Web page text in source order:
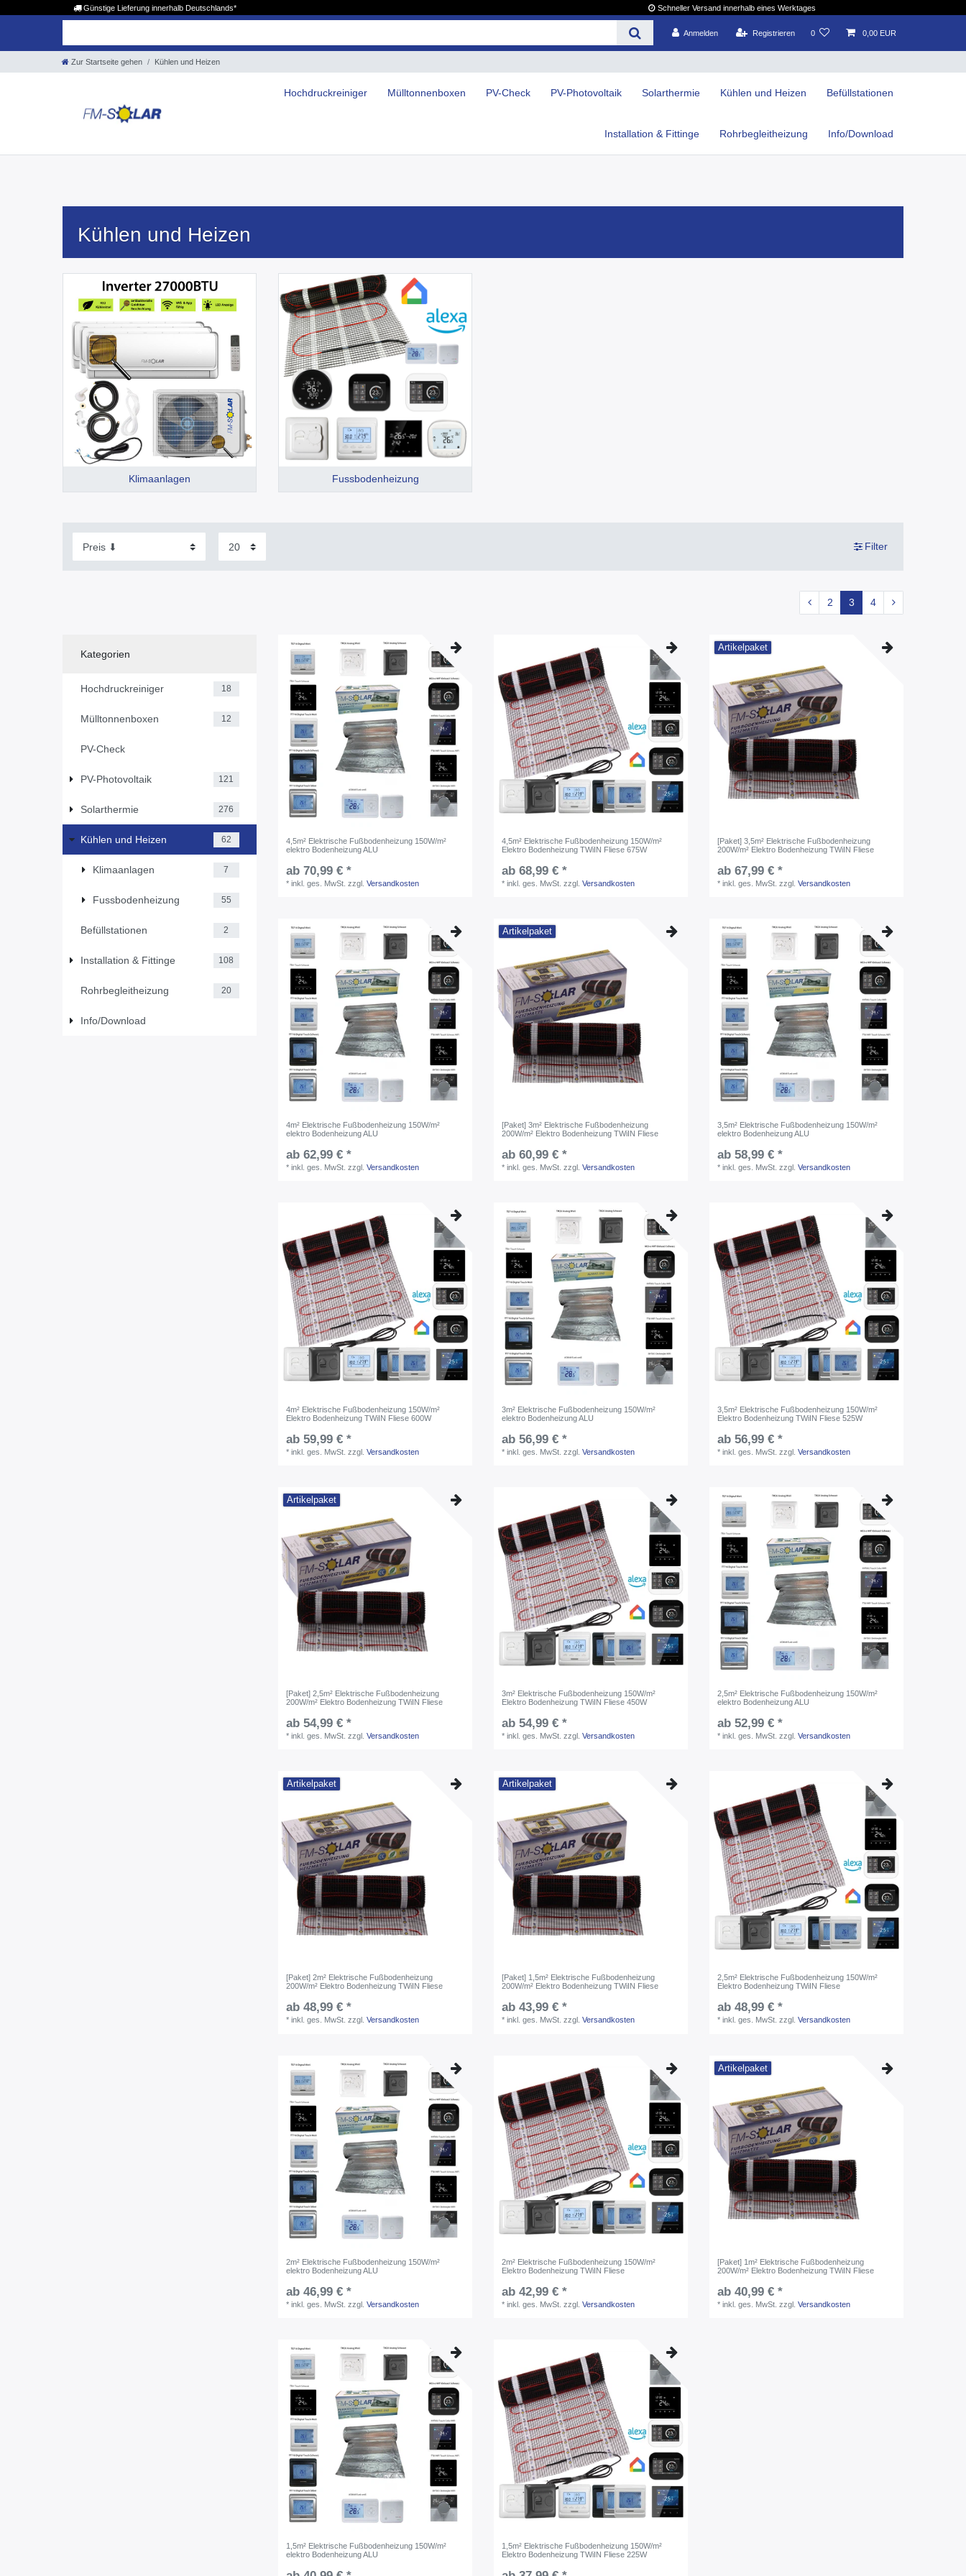
Günstige Lieferung innerhalb Deutschlands* Schneller Versand innerhalb eines Werktages
Anmelden Registrieren 0 0,00 EUR
Zur Startseite gehen Kühlen und Heizen
Hochdruckreiniger Mülltonnenboxen PV-Check PV-Photovoltaik Solarthermie Kühlen und Heizen Befüllstationen
Installation & Fittinge Rohrbegleitheizung Info/Download
Kühlen und Heizen
Klimaanlagen Fussbodenheizung
Filter
2 3 4
Kategorien
Hochdruckreiniger 18
Mülltonnenboxen 12
PV-Check
PV-Photovoltaik 121
Solarthermie 276
Kühlen und Heizen 62
Klimaanlagen 7
Fussbodenheizung 55
Befüllstationen 2
Installation & Fittinge 108
Rohrbegleitheizung 20
Info/Download
4,5m² Elektrische Fußbodenheizung 150W/m²
elektro Bodenheizung ALU
ab 70,99 € *
*inkl. ges. MwSt. zzgl.Versandkosten
4,5m² Elektrische Fußbodenheizung 150W/m²
Elektro Bodenheizung TWiIN Fliese 675W
ab 68,99 € *
*inkl. ges. MwSt. zzgl.Versandkosten
Artikelpaket
[Paket] 3,5m² Elektrische Fußbodenheizung
200W/m² Elektro Bodenheizung TWiIN Fliese
ab 67,99 € *
*inkl. ges. MwSt. zzgl.Versandkosten
4m² Elektrische Fußbodenheizung 150W/m²
elektro Bodenheizung ALU
ab 62,99 € *
*inkl. ges. MwSt. zzgl.Versandkosten
Artikelpaket
[Paket] 3m² Elektrische Fußbodenheizung
200W/m² Elektro Bodenheizung TWiIN Fliese
ab 60,99 € *
*inkl. ges. MwSt. zzgl.Versandkosten
3,5m² Elektrische Fußbodenheizung 150W/m²
elektro Bodenheizung ALU
ab 58,99 € *
*inkl. ges. MwSt. zzgl.Versandkosten
4m² Elektrische Fußbodenheizung 150W/m²
Elektro Bodenheizung TWiIN Fliese 600W
ab 59,99 € *
*inkl. ges. MwSt. zzgl.Versandkosten
3m² Elektrische Fußbodenheizung 150W/m²
elektro Bodenheizung ALU
ab 56,99 € *
*inkl. ges. MwSt. zzgl.Versandkosten
3,5m² Elektrische Fußbodenheizung 150W/m²
Elektro Bodenheizung TWiIN Fliese 525W
ab 56,99 € *
*inkl. ges. MwSt. zzgl.Versandkosten
Artikelpaket
[Paket] 2,5m² Elektrische Fußbodenheizung
200W/m² Elektro Bodenheizung TWiIN Fliese
ab 54,99 € *
*inkl. ges. MwSt. zzgl.Versandkosten
3m² Elektrische Fußbodenheizung 150W/m²
Elektro Bodenheizung TWiIN Fliese 450W
ab 54,99 € *
*inkl. ges. MwSt. zzgl.Versandkosten
2,5m² Elektrische Fußbodenheizung 150W/m²
elektro Bodenheizung ALU
ab 52,99 € *
*inkl. ges. MwSt. zzgl.Versandkosten
Artikelpaket
[Paket] 2m² Elektrische Fußbodenheizung
200W/m² Elektro Bodenheizung TWiIN Fliese
ab 48,99 € *
*inkl. ges. MwSt. zzgl.Versandkosten
Artikelpaket
[Paket] 1,5m² Elektrische Fußbodenheizung
200W/m² Elektro Bodenheizung TWiIN Fliese
ab 43,99 € *
*inkl. ges. MwSt. zzgl.Versandkosten
2,5m² Elektrische Fußbodenheizung 150W/m²
Elektro Bodenheizung TWiIN Fliese
ab 48,99 € *
*inkl. ges. MwSt. zzgl.Versandkosten
2m² Elektrische Fußbodenheizung 150W/m²
elektro Bodenheizung ALU
ab 46,99 € *
*inkl. ges. MwSt. zzgl.Versandkosten
2m² Elektrische Fußbodenheizung 150W/m²
Elektro Bodenheizung TWiIN Fliese
ab 42,99 € *
*inkl. ges. MwSt. zzgl.Versandkosten
Artikelpaket
[Paket] 1m² Elektrische Fußbodenheizung
200W/m² Elektro Bodenheizung TWiIN Fliese
ab 40,99 € *
*inkl. ges. MwSt. zzgl.Versandkosten
1,5m² Elektrische Fußbodenheizung 150W/m²
elektro Bodenheizung ALU
1,5m² Elektrische Fußbodenheizung 150W/m²
Elektro Bodenheizung TWiIN Fliese 225W